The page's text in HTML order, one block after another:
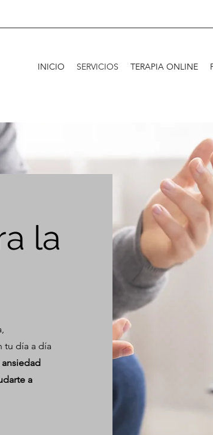
INICIO SERVICIOS TERAPIA ONLINE
la
tu día a día
a